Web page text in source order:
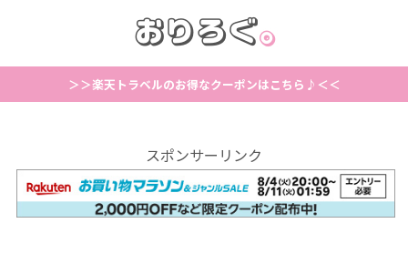
＞＞楽天トラベルのお得なクーポンはこちら♪＜＜
スポンサーリンク